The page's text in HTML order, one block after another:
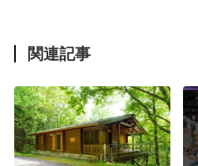
関連記事